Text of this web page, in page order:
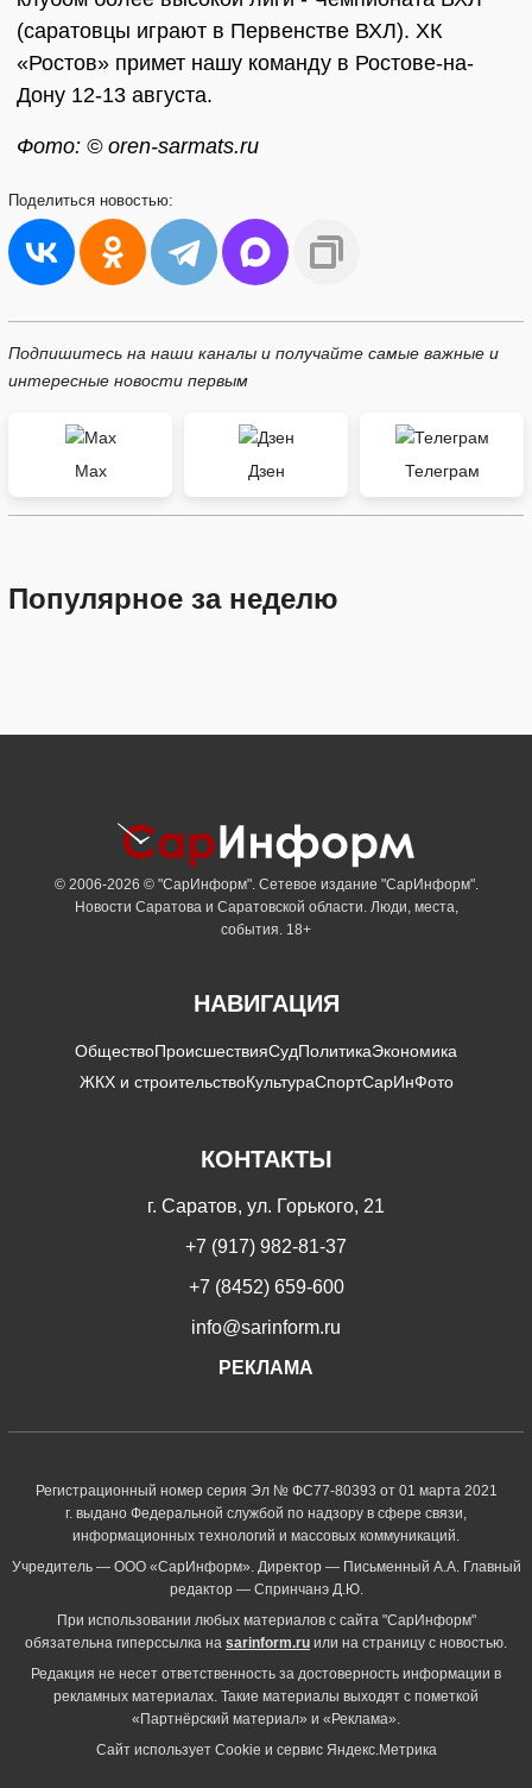
(саратовцы играют в Первенстве ВХЛ). ХК
«Ростов» примет нашу команду в Ростове-на-
Дону 12-13 августа.
Фото: © oren-sarmats.ru
Поделиться новостью:
Подпишитесь на наши каналы и получайте самые важные и
интересные новости первым
Max Дзен Телеграм
Популярное за неделю
© 2006-2026 © "СарИнформ". Сетевое издание "СарИнформ".
Новости Саратова и Саратовской области. Люди, места,
события. 18+
НАВИГАЦИЯ
ОбществоПроисшествияСудПолитикаЭкономика
ЖКХ и строительствоКультураСпортСарИнФото
КОНТАКТЫ
г. Саратов, ул. Горького, 21
+7 (917) 982-81-37
+7 (8452) 659-600
info@sarinform.ru
РЕКЛАМА
Регистрационный номер серия Эл № ФС77-80393 от 01 марта 2021
г. выдано Федеральной службой по надзору в сфере связи,
информационных технологий и массовых коммуникаций.
Учредитель — ООО «СарИнформ». Директор — Письменный А.А. Главный
редактор — Спринчанэ Д.Ю.
При использовании любых материалов с сайта "СарИнформ"
обязательна гиперссылка на sarinform.ru или на страницу с новостью.
Редакция не несет ответственность за достоверность информации в
рекламных материалах. Такие материалы выходят с пометкой
«Партнёрский материал» и «Реклама».
Сайт использует Cookie и сервиc Яндекс.Метрика